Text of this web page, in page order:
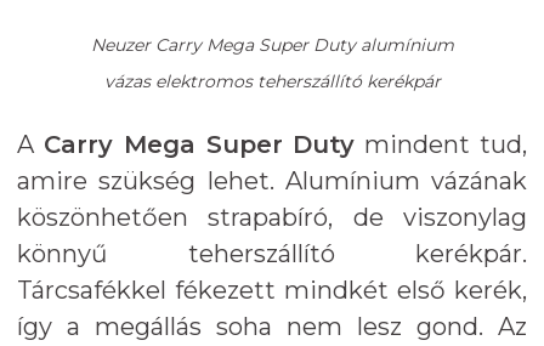
Neuzer Carry Mega Super Duty alumínium
vázas elektromos teherszállító kerékpár
A Carry Mega Super Duty mindent tud,
amire szükség lehet. Alumínium vázának
köszönhetően strapabíró, de viszonylag
könnyű teherszállító kerékpár.
Tárcsafékkel fékezett mindkét első kerék,
így a megállás soha nem lesz gond. Az